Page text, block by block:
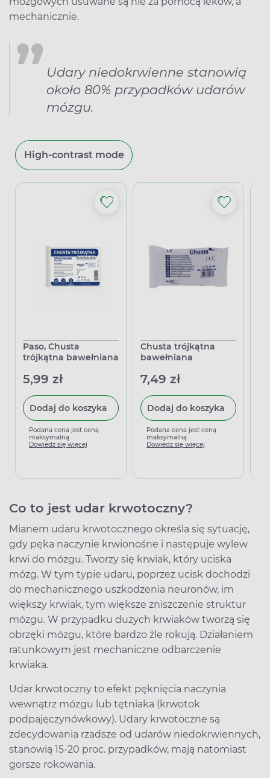
mechanicznie.
Udary niedokrwienne stanowią
około 80% przypadków udarów
mózgu.
High-contrast mode
Paso, Chusta
trójkątna bawełniana
5,99 zł
Dodaj do koszyka
Podana cena jest ceną
maksymalną
Dowiedz się więcej
Chusta trójkątna
bawełniana
7,49 zł
Dodaj do koszyka
Podana cena jest ceną
maksymalną
Dowiedz się więcej
Co to jest udar krwotoczny?
Mianem udaru krwotocznego określa się sytuację,
gdy pęka naczynie krwionośne i następuje wylew
krwi do mózgu. Tworzy się krwiak, który uciska
mózg. W tym typie udaru, poprzez ucisk dochodzi
do mechanicznego uszkodzenia neuronów, im
większy krwiak, tym większe zniszczenie struktur
mózgu. W przypadku dużych krwiaków tworzą się
obrzęki mózgu, które bardzo źle rokują. Działaniem
ratunkowym jest mechaniczne odbarczenie
krwiaka.
Udar krwotoczny to efekt pęknięcia naczynia
wewnątrz mózgu lub tętniaka (krwotok
podpajęczynówkowy). Udary krwotoczne są
zdecydowania rzadsze od udarów niedokrwiennych,
stanowią 15-20 proc. przypadków, mają natomiast
gorsze rokowania.